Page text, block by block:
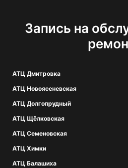
Запись на
АТЦ Дмитровка
АТЦ Новоясеневская
АТЦ Долгопрудный
АТЦ Щёлковская
АТЦ Семеновская
АТЦ Химки
АТЦ Балашиха